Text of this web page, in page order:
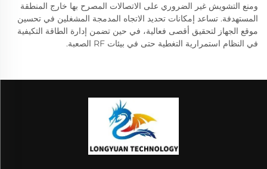
ومنع التشويش غير الضروري على الاتصالات المصرح بها خارج المنطقة
المستهدفة. تساعد إمكانات تحديد الاتجاه المدمجة المشغلين في تحسين
موقع الجهاز لتحقيق أقصى فعالية، في حين تضمن إدارة الطاقة التكيفية
في النظام استمرارية التغطية حتى في بيئات RF الصعبة.